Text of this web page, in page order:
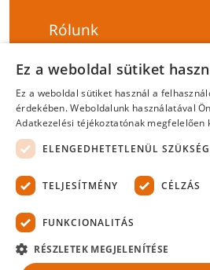
Rólunk
Hírlevél feliratkozás
Általános szerződési
Adatvédelmi
Felelősségvállalási
Tanúsítványok
2026 Minden jog fenntartva.
Ez a weboldal sütiket
Ez a weboldal sütiket használ a
érdekében. Weboldalunk használatával
Adatkezelési téjékoztatónak megfelelően
ELENGEDHETETLENÜL
TELJESÍTMÉNY CÉLZÁS
FUNKCIONALITÁS
RÉSZLETEK MEGJELENÍTÉSE